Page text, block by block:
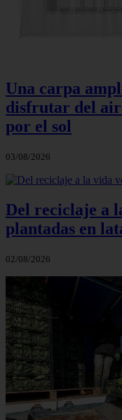
Una carpa
disfrutar del
por el sol
03/08/2026
Del reciclaje a
plantadas en
02/08/2026